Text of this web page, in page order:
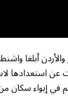
أبلغا
استعدادها
في إيواء سكان